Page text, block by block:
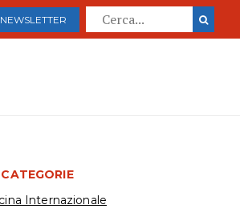
Internazionale